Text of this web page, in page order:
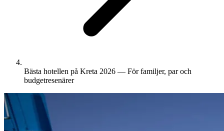
Bästa hotellen på Kreta 2026 — För familjer, par och
budgetresenärer